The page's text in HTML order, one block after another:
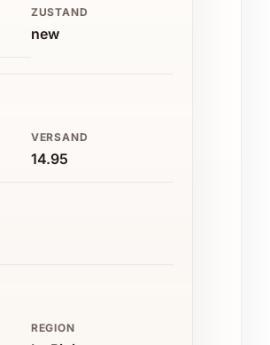
ZUSTAND
new
VERSAND
14.95
REGION